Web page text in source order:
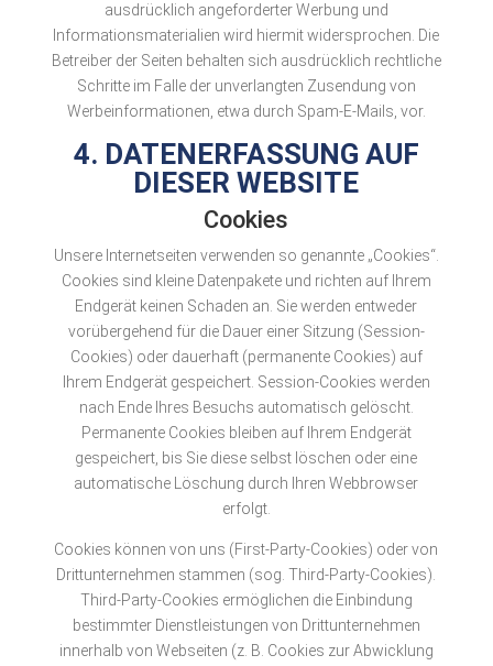
ausdrücklich angeforderter Werbung und
Informationsmaterialien wird hiermit widersprochen. Die
Betreiber der Seiten behalten sich ausdrücklich rechtliche
Schritte im Falle der unverlangten Zusendung von
Werbeinformationen, etwa durch Spam-E-Mails, vor.
4. DATENERFASSUNG AUF
DIESER WEBSITE
Cookies
Unsere Internetseiten verwenden so genannte „Cookies“.
Cookies sind kleine Datenpakete und richten auf Ihrem
Endgerät keinen Schaden an. Sie werden entweder
vorübergehend für die Dauer einer Sitzung (Session-
Cookies) oder dauerhaft (permanente Cookies) auf
Ihrem Endgerät gespeichert. Session-Cookies werden
nach Ende Ihres Besuchs automatisch gelöscht.
Permanente Cookies bleiben auf Ihrem Endgerät
gespeichert, bis Sie diese selbst löschen oder eine
automatische Löschung durch Ihren Webbrowser
erfolgt.
Cookies können von uns (First-Party-Cookies) oder von
Drittunternehmen stammen (sog. Third-Party-Cookies).
Third-Party-Cookies ermöglichen die Einbindung
bestimmter Dienstleistungen von Drittunternehmen
innerhalb von Webseiten (z. B. Cookies zur Abwicklung